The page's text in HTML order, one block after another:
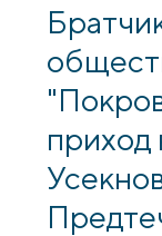
приход